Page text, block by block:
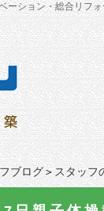
ーション・総合リフ
ブログ＞スタッフ